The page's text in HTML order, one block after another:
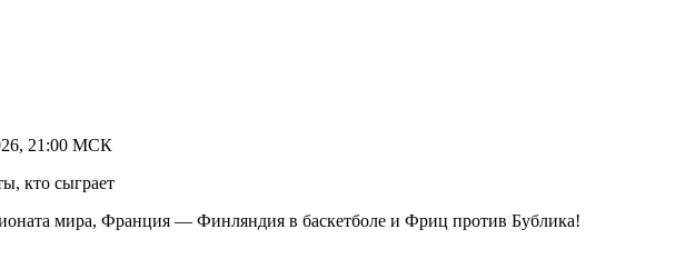
21:00 МСК
мира, Франция — Финляндия в баскетболе и Фриц против Бублика!